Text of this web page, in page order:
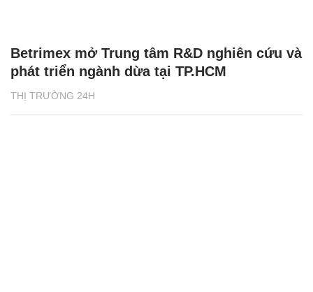
THỊ TRƯỜNG 24H
Betrimex mở Trung tâm R&D nghiên cứu và
phát triển ngành dừa tại TP.HCM